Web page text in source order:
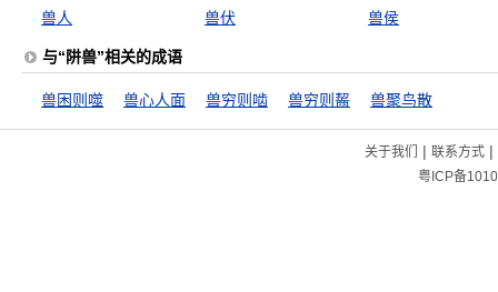
兽人
兽伏 兽侯
与“阱兽”相关的成语
兽困则噬 兽心人面 兽穷则啮 兽穷则齧 兽聚鸟散
关于我们 | 联系方式|
粤ICP备